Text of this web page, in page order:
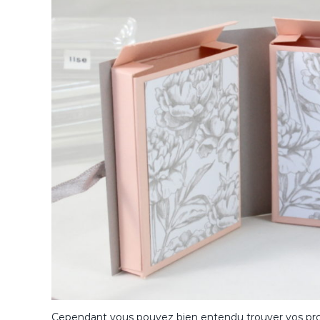
Cependant vous pouvez bien entendu trouver vos